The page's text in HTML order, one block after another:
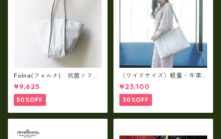
Folna(フォルナ) 抗菌ソフト
スムースレザー トートバッグ
¥9,625
50%OFF
（ワイドサイズ）軽量・牛革
製品・2WAYヌメ革トートバッ
グ（A3サイズ/日本製）(高収
納）ir-02G
¥23,100
30%OFF